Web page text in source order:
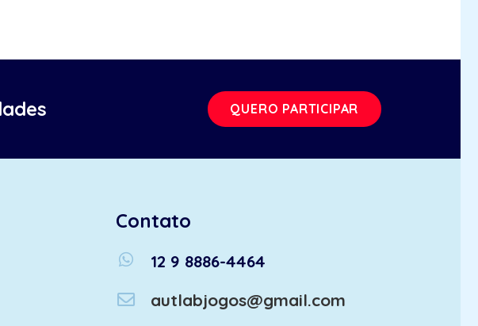
QUERO PARTICIPAR
Contato
whatsapp
12 9 8886-4464
autlabjogos@gmail.com